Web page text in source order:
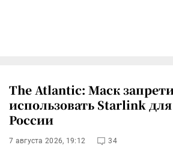
The Atlantic: Маск
использовать Starlink
России
7 августа 2026, 19:12 34